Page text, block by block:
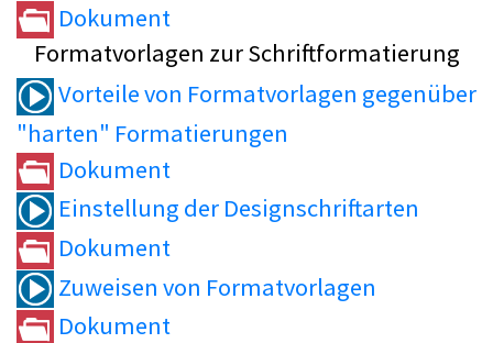
Dokument
Formatvorlagen zur Schriftformatierung
Vorteile von Formatvorlagen gegenüber
"harten" Formatierungen
Dokument
Einstellung der Designschriftarten
Dokument
Zuweisen von Formatvorlagen
Dokument